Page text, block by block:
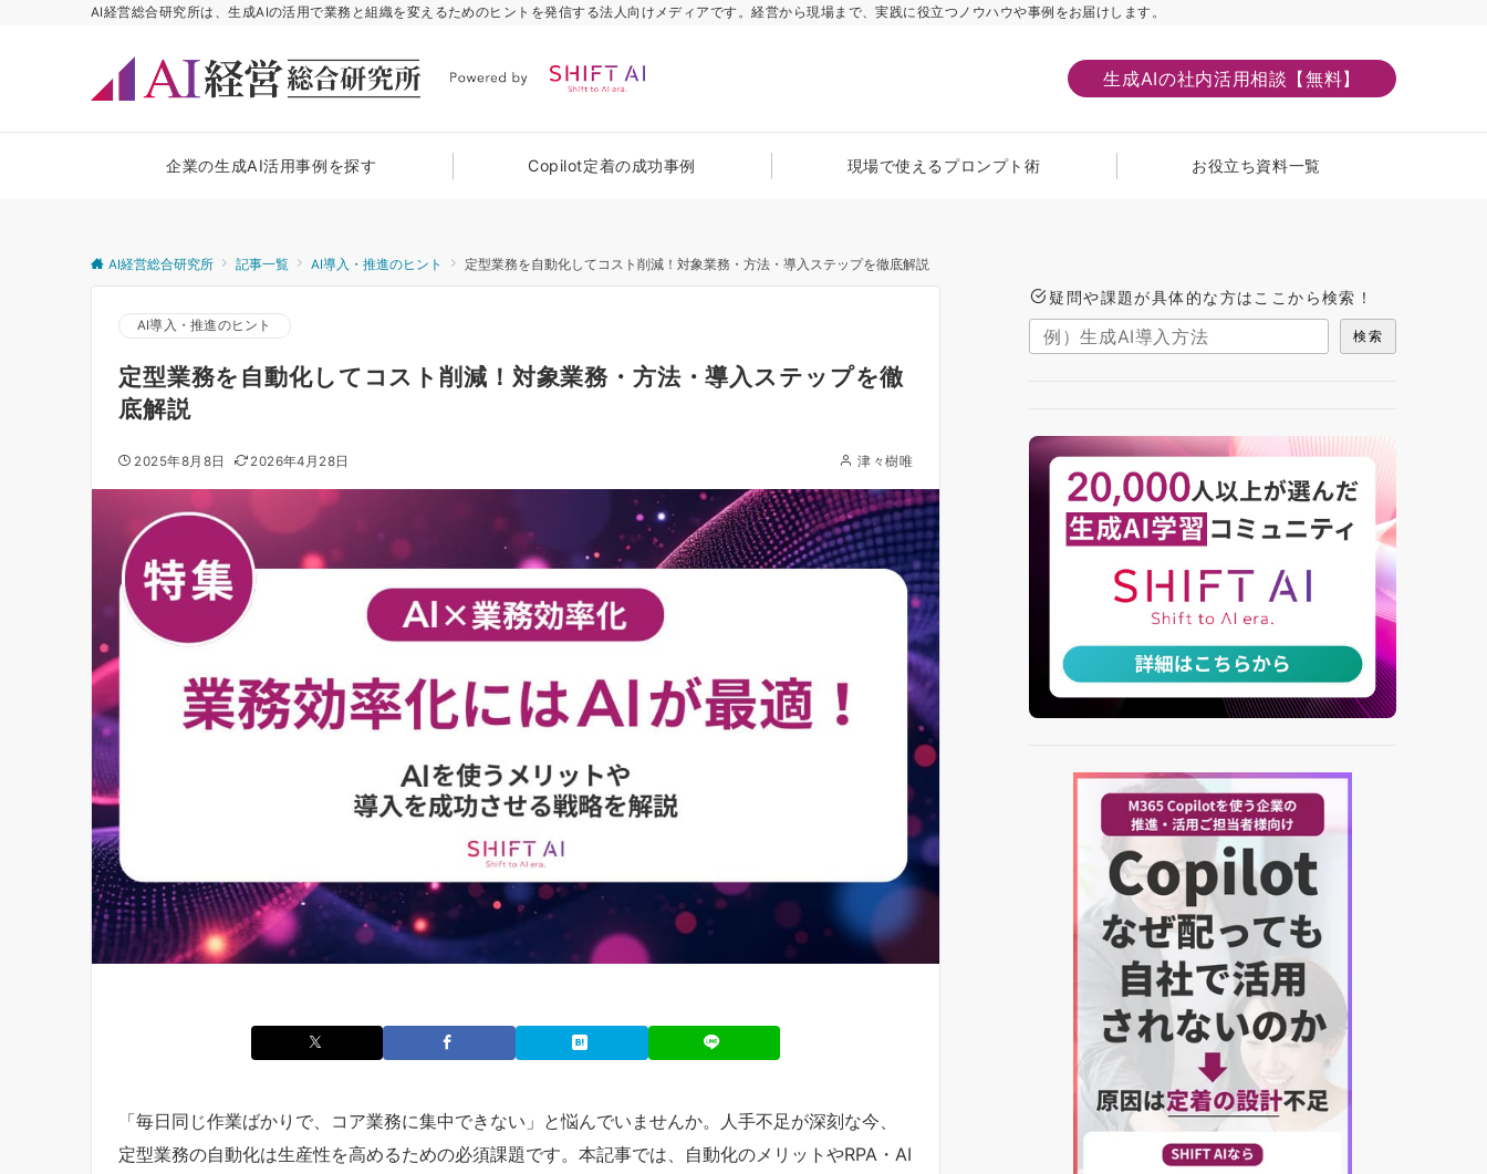
AI経営総合研究所は、生成AIの活用で業務と組織を変えるためのヒントを発信する法人向けメディアです。経営から現場まで、実践に役立つノウハウや事例をお届けします。
生成AIの社内活用相談【無料】
企業の生成AI活用事例を探す Copilot定着の成功事例 現場で使えるプロンプト術 お役立ち資料一覧
AI経営総合研究所 記事一覧 AI導入・推進のヒント 定型業務を自動化してコスト削減！対象業務・方法・導入ステップを徹底解説
AI導入・推進のヒント
定型業務を自動化してコスト削減！対象業務・方法・導入ステップを徹
底解説
2025年8月8日 2026年4月28日 津々樹唯
「毎日同じ作業ばかりで、コア業務に集中できない」と悩んでいませんか。人手不足が深刻な今、
定型業務の自動化は生産性を高めるための必須課題です。本記事では、自動化のメリットやRPA・AI
疑問や課題が具体的な方はここから検索！
検索